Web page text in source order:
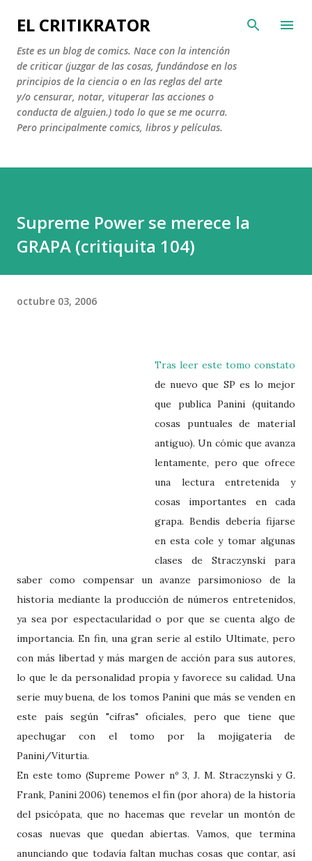
Ir al contenido principal
EL CRITIKRATOR
Este es un blog de comics. Nace con la intención
de criticar (juzgar de las cosas, fundándose en los
principios de la ciencia o en las reglas del arte
y/o censurar, notar, vituperar las acciones o
conducta de alguien.) todo lo que se me ocurra.
Pero principalmente comics, libros y películas.
Supreme Power se merece la
GRAPA (critiquita 104)
octubre 03, 2006
Tras leer este tomo constato
de nuevo que SP es lo mejor
que publica Panini (quitando
cosas puntuales de material
antiguo). Un cómic que avanza
lentamente, pero que ofrece
una lectura entretenida y
cosas importantes en cada
grapa. Bendis debería fijarse
en esta cole y tomar algunas
clases de Straczynski para
saber como compensar un avanze parsimonioso de la
historia mediante la producción de números entretenidos,
ya sea por espectacularidad o por que se cuenta algo de
importancia. En fin, una gran serie al estilo Ultimate, pero
con más libertad y más margen de acción para sus autores,
lo que le da personalidad propia y favorece su calidad. Una
serie muy buena, de los tomos Panini que más se venden en
este país según "cifras" oficiales, pero que tiene que
apechugar con el tomo por la mojigatería de
Panini/Viturtia.
En este tomo (Supreme Power nº 3, J. M. Straczynski y G.
Frank, Panini 2006) tenemos el fin (por ahora) de la historia
del psicópata, que no hacemas que revelar un montón de
cosas nuevas que quedan abiertas. Vamos, que termina
anunciando que todavía faltan muchas cosas que contar, así